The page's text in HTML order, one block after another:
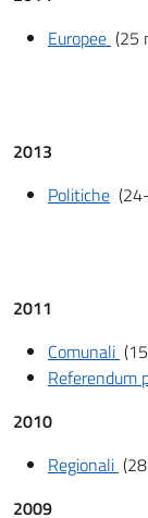
Europee (25
2013
Politiche
2011
Comunali
Referendum
2010
Regionali
2009